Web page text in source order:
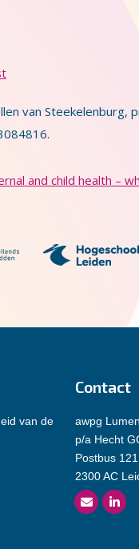
van Steekelenburg,
and child health –
van de
Contact
awpg
p/a Hecht
Postbus 121
2300 AC